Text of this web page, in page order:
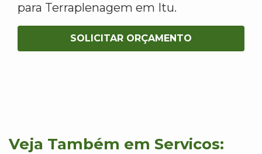
para Terraplenagem em Itu.
SOLICITAR ORÇAMENTO
Veja Também em Servicos: